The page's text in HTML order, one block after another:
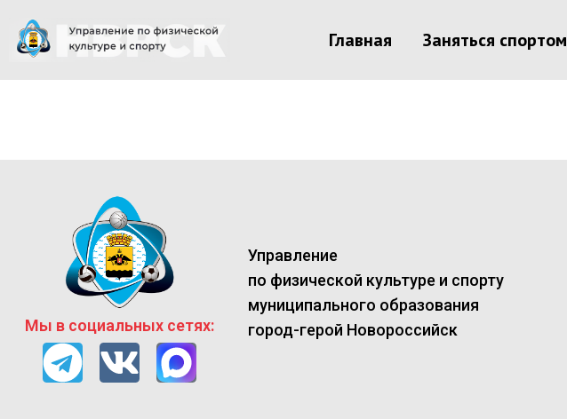
Главная Заняться спортом
Мы в социальных сетях:
Управление
по физической культуре и спорту
муниципального образования
город-герой Новороссийск